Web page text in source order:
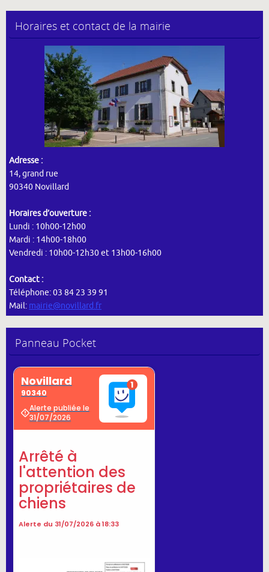
Horaires et contact de la mairie
Adresse :
14, grand rue
90340 Novillard
Horaires d’ouverture :
Lundi : 10h00-12h00
Mardi : 14h00-18h00
Vendredi : 10h00-12h30 et 13h00-16h00
Contact :
Téléphone: 03 84 23 39 91
Mail: mairie@novillard.fr
Panneau Pocket